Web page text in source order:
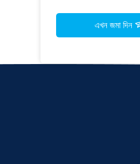
এখন জমা দিন